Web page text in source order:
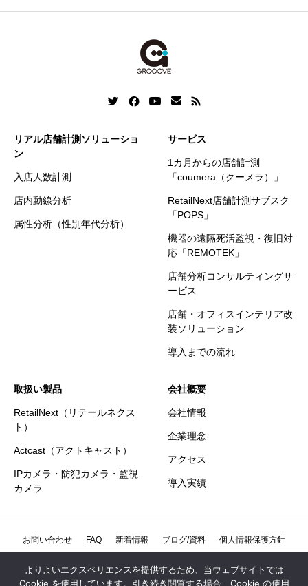
リアル店舗計測ソリューショ
ン
入店人数計測
店内動線分析
属性分析（性別年代分析）
サービス
1カ月からの店舗計測
「coumera（クーメラ）」
RetailNext店舗計測サブスク
「POPS」
機器の遠隔死活監視・復旧対
応「REMOTEK」
店舗分析コンサルティングサ
ービス
店舗・オフィスインテリア改
装ソリューション
導入までの流れ
取扱い製品
RetailNext（リテールネクス
ト）
Actcast（アクトキャスト）
IPカメラ・防犯カメラ・監視
カメラ
会社概要
会社情報
企業理念
アクセス
導入実績
お問い合わせ FAQ 新着情報 ブログ/資料 個人情報保護方針
情報セキュリティ方針
よりよいエクスペリエンスを提供するため、当ウェブサイトでは
Cookie を使用しています。引き続き閲覧する場合、Cookie の使用